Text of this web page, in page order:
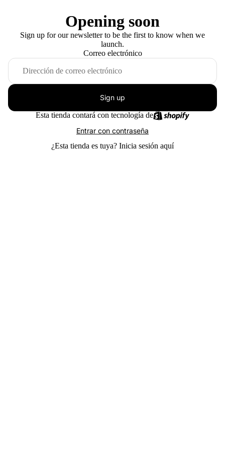
Opening soon
Sign up for our newsletter to be the first to know when we
launch.
Correo electrónico
Sign up
Esta tienda contará con tecnología de
Entrar con contraseña
¿Esta tienda es tuya? Inicia sesión aquí